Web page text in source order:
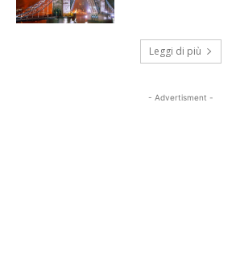
Leggi di più
- Advertisment -